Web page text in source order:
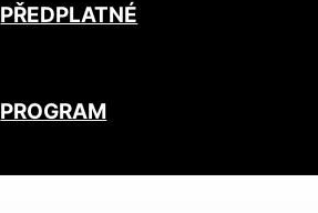
PŘEDPLATNÉ
PROGRAM